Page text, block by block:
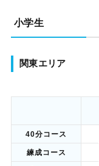
小学生
関東エリア
40分コース
練成コース